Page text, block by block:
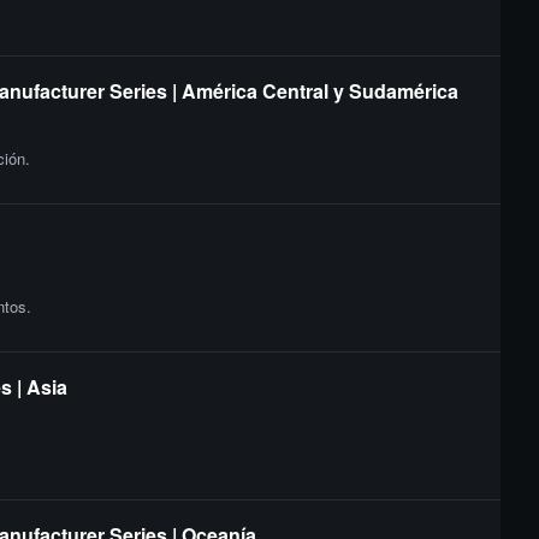
Series | América Central y Sudamérica
| Asia